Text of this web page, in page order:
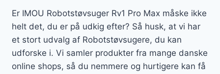
Er IMOU Robotstøvsuger Rv1 Pro Max måske ikke
helt det, du er på udkig efter? Så husk, at vi har
et stort udvalg af Robotstøvsugere, du kan
udforske i. Vi samler produkter fra mange danske
online shops, så du nemmere og hurtigere kan få